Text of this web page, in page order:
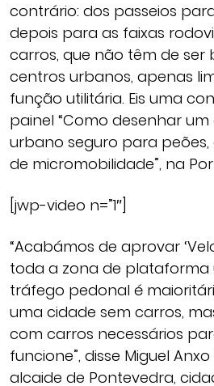
contrário: dos passeios
depois para as faixas
carros, que não têm de ser
centros urbanos, apenas
função utilitária. Eis uma
painel “Como desenhar
urbano seguro para peões,
de micromobilidade”, na
[jwp-video n=”1″]
“Acabámos de aprovar
toda a zona de plataforma
tráfego pedonal é
uma cidade sem carros,
com carros necessários
funcione”, disse Miguel
alcaide de Pontevedra,